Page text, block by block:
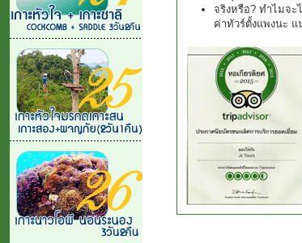
จริงหรือ? ทำไมจะ
ค่าทัวร์ตั้งแพงนะ แ